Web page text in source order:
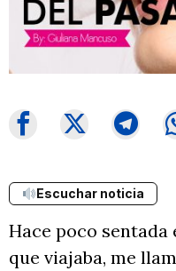
Escuchar noticia
Hace poco sentada
que viajaba, me